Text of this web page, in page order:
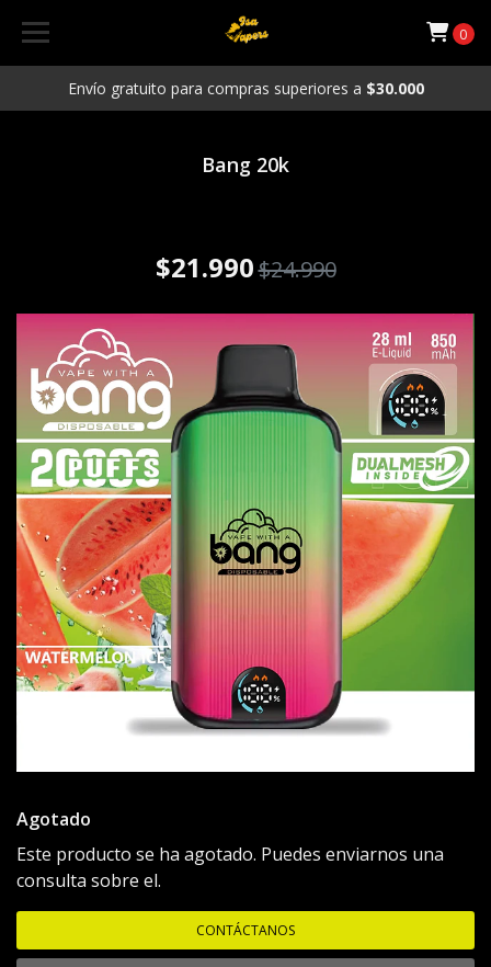
Envío gratuito para compras superiores a $30.000
0
Bang 20k
$21.990$24.990
Agotado
Este producto se ha agotado. Puedes enviarnos una
consulta sobre el.
CONTÁCTANOS